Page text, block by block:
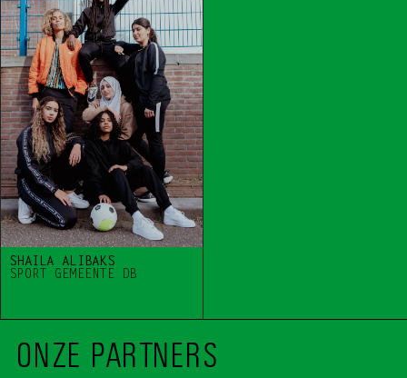
SHAILA ALIBAKS
SPORT GEMEENTE DB
ONZE PARTNERS